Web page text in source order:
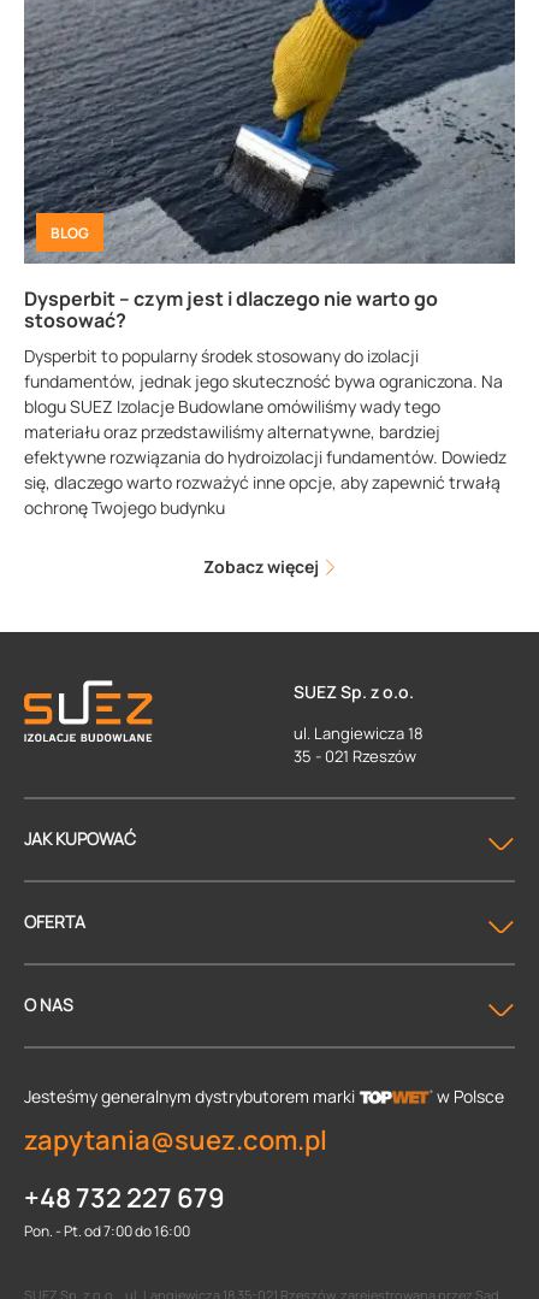
BLOG
Dysperbit – czym jest i dlaczego nie warto go
stosować?
Dysperbit to popularny środek stosowany do izolacji
fundamentów, jednak jego skuteczność bywa ograniczona. Na
blogu SUEZ Izolacje Budowlane omówiliśmy wady tego
materiału oraz przedstawiliśmy alternatywne, bardziej
efektywne rozwiązania do hydroizolacji fundamentów. Dowiedz
się, dlaczego warto rozważyć inne opcje, aby zapewnić trwałą
ochronę Twojego budynku
Zobacz więcej
SUEZ Sp. z o.o.
ul. Langiewicza 18
35 - 021 Rzeszów
JAK KUPOWAĆ
OFERTA
O NAS
Jesteśmy generalnym dystrybutorem marki w Polsce
zapytania@suez.com.pl
+48 732 227 679
Pon. - Pt. od 7:00 do 16:00
SUEZ Sp. z o.o. , ul. Langiewicza 18 35-021 Rzeszów, zarejestrowana przez Sąd